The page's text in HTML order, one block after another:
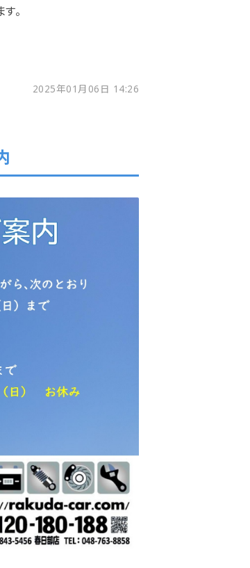
。
2025年01月06日 14:26